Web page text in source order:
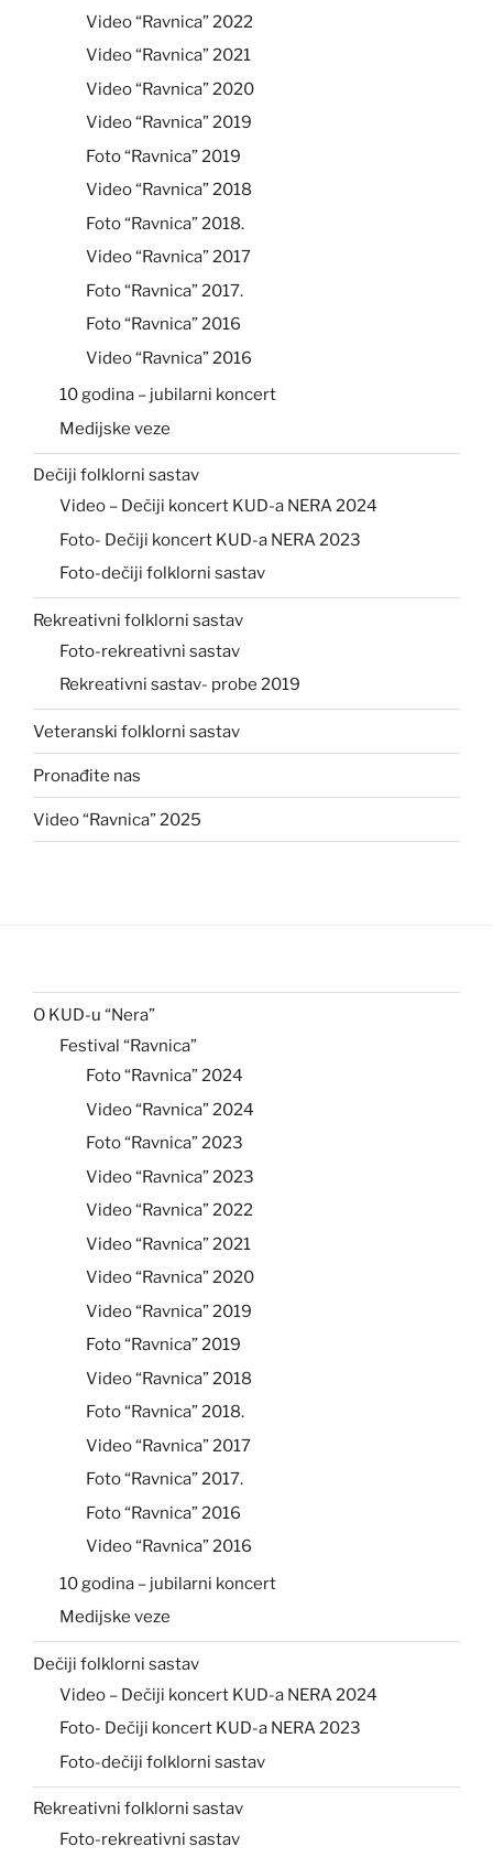
Video “Ravnica” 2022
Video “Ravnica” 2021
Video “Ravnica” 2020
Video “Ravnica” 2019
Foto “Ravnica” 2019
Video “Ravnica” 2018
Foto “Ravnica” 2018.
Video “Ravnica” 2017
Foto “Ravnica” 2017.
Foto “Ravnica” 2016
Video “Ravnica” 2016
10 godina – jubilarni koncert
Medijske veze
Dečiji folklorni sastav
Video – Dečiji koncert KUD-a NERA 2024
Foto- Dečiji koncert KUD-a NERA 2023
Foto-dečiji folklorni sastav
Rekreativni folklorni sastav
Foto-rekreativni sastav
Rekreativni sastav- probe 2019
Veteranski folklorni sastav
Pronađite nas
Video “Ravnica” 2025
O KUD-u “Nera”
Festival “Ravnica”
Foto “Ravnica” 2024
Video “Ravnica” 2024
Foto “Ravnica” 2023
Video “Ravnica” 2023
Video “Ravnica” 2022
Video “Ravnica” 2021
Video “Ravnica” 2020
Video “Ravnica” 2019
Foto “Ravnica” 2019
Video “Ravnica” 2018
Foto “Ravnica” 2018.
Video “Ravnica” 2017
Foto “Ravnica” 2017.
Foto “Ravnica” 2016
Video “Ravnica” 2016
10 godina – jubilarni koncert
Medijske veze
Dečiji folklorni sastav
Video – Dečiji koncert KUD-a NERA 2024
Foto- Dečiji koncert KUD-a NERA 2023
Foto-dečiji folklorni sastav
Rekreativni folklorni sastav
Foto-rekreativni sastav